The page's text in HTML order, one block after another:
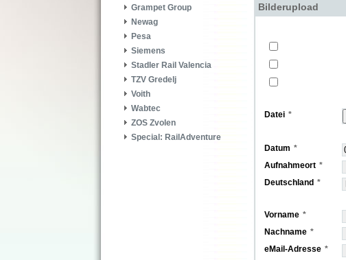
Grampet Group
Newag
Pesa
Siemens
Stadler Rail Valencia
TZV Gredelj
Voith
Wabtec
ZOS Zvolen
Special: RailAdventure
Bilderupload
Datei
Datum
Aufnahmeort
Deutschland
Vorname
Nachname
eMail-Adresse